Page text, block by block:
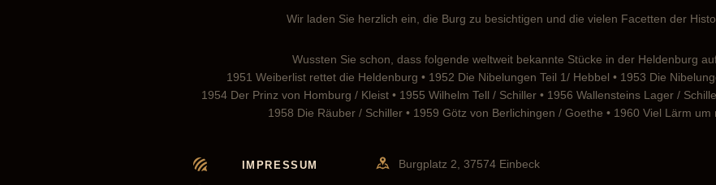
Wir laden Sie herzlich ein, die Burg zu besichtigen und die vielen Facetten der
Wussten Sie schon, dass folgende weltweit bekannte Stücke in der Heldenburg
1951 Weiberlist rettet die Heldenburg • 1952 Die Nibelungen Teil 1/ Hebbel • 1953 Die
1954 Der Prinz von Homburg / Kleist • 1955 Wilhelm Tell / Schiller • 1956 Wallensteins Lager /
1958 Die Räuber / Schiller • 1959 Götz von Berlichingen / Goethe • 1960 Viel Lärm
IMPRESSUM Burgplatz 2, 37574 Einbeck